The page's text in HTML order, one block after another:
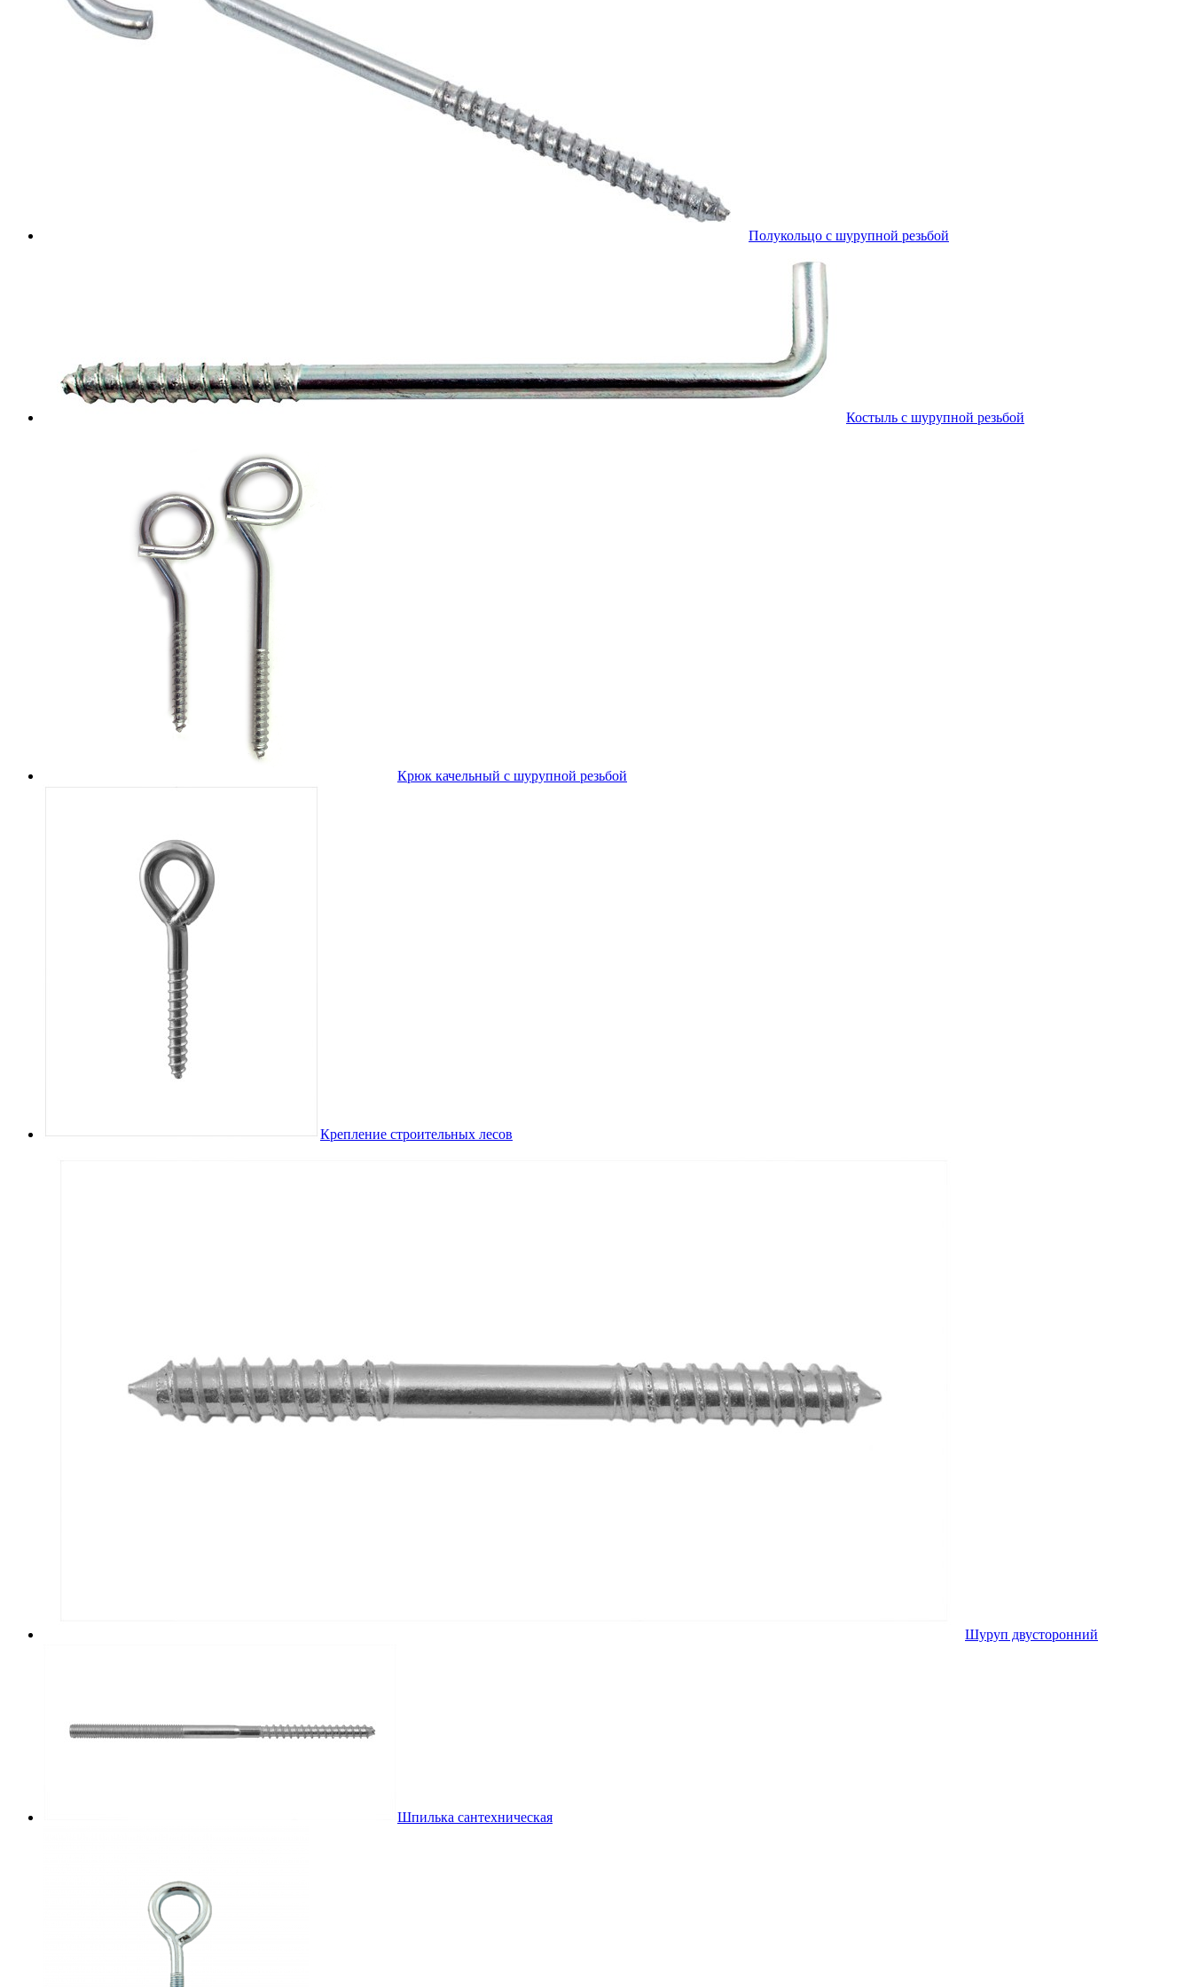
Полукольцо с шурупной резьбой
Костыль с шурупной резьбой
Крюк качельный с шурупной резьбой
Крепление строительных лесов
Шуруп двусторонний
Шпилька сантехническая